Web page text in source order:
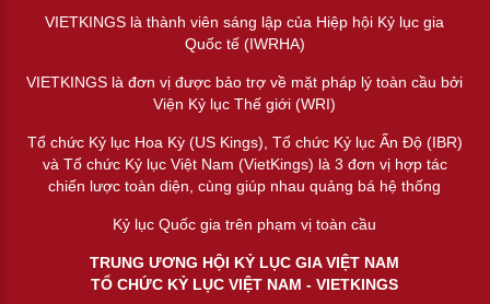
VIETKINGS là thành viên sáng lập của Hiệp hội Kỷ lục gia
Quốc tế (IWRHA)
VIETKINGS là đơn vị được bảo trợ về mặt pháp lý toàn cầu bởi
Viện Kỷ lục Thế giới (WRI)
Tổ chức Kỷ lục Hoa Kỳ (US Kings), Tổ chức Kỷ lục Ấn Độ (IBR)
và Tổ chức Kỷ lục Việt Nam (VietKings) là 3 đơn vị hợp tác
chiến lược toàn diện, cùng giúp nhau quảng bá hệ thống
Kỷ lục Quốc gia trên phạm vị toàn cầu
TRUNG ƯƠNG HỘI KỶ LỤC GIA VIỆT NAM
TỔ CHỨC KỶ LỤC VIỆT NAM - VIETKINGS